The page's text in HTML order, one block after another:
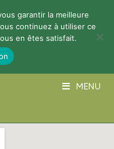
MENU
garantir la meilleure
continuez à utiliser ce
en êtes satisfait.